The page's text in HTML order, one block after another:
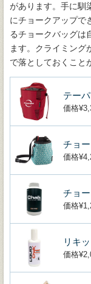
があります。手に馴
にチョークアップで
るチョークバッグは
ます。クライミング
で落としておくこと
テー
価格
チョ
価格
チョ
価格
リキ
価格